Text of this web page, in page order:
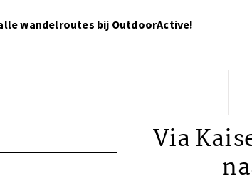
wandelroutes bij OutdoorActive!
Via